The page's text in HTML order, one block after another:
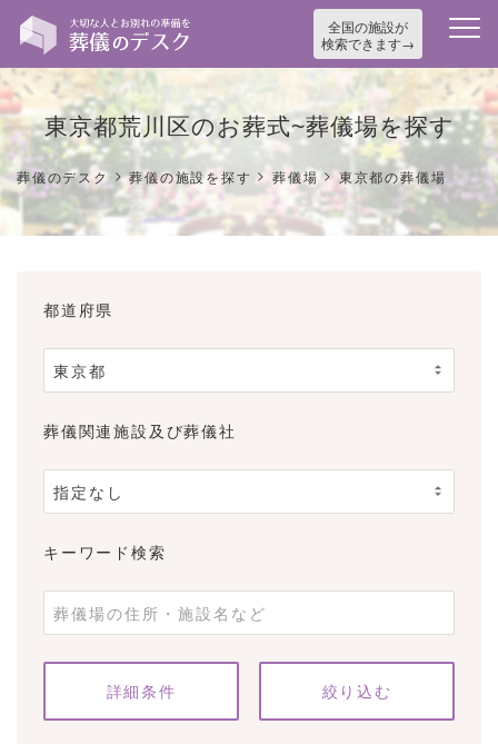
全国の施設が
検索できます
東京都荒川区のお葬式~葬儀場を探す
葬儀のデスク >葬儀の施設を探す >葬儀場>東京都の葬儀場
都道府県
葬儀関連施設及び葬儀社
キーワード検索
条件をクリア
詳細条件